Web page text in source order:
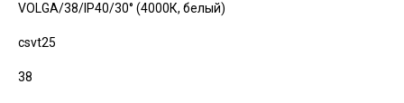
VOLGA/38/IP40/30° (4000К, белый)
csvt25
38